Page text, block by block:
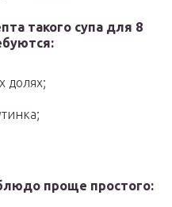
такого супа для 8
долях;
проще простого: